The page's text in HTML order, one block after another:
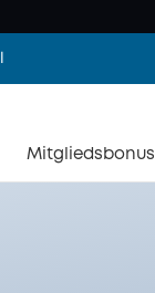
Mitgliedsbonus